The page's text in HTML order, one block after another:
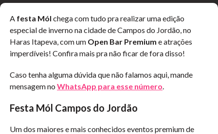
A festa Mól chega com tudo pra realizar uma edição
especial de inverno na cidade de Campos do Jordão, no
Haras Itapeva, com um Open Bar Premium e atrações
imperdíveis! Confira mais pra não ficar de fora disso!
Caso tenha alguma dúvida que não falamos aqui, mande
mensagem no WhatsApp para esse número.
Festa Mól Campos do Jordão
Um dos maiores e mais conhecidos eventos premium de